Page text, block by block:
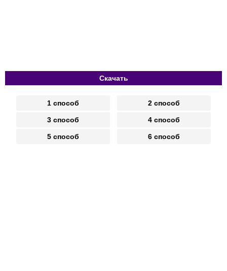
Скачать
1 способ 2 способ
3 способ 4 способ
5 способ 6 способ